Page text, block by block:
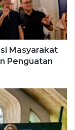
Masyarakat
Penguatan